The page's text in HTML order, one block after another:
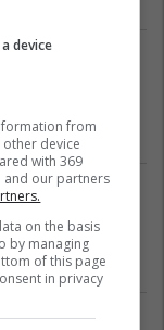
nga shija dhe
si në filmin
device
from
device
with 369
and our partners
on the basis
by managing
of this page
in privacy